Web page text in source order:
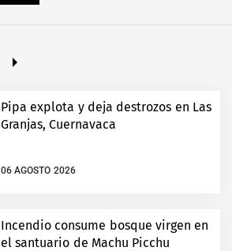
Pipa explota y deja destrozos en Las
Granjas, Cuernavaca
06 AGOSTO 2026
Incendio consume bosque virgen en
el santuario de Machu Picchu